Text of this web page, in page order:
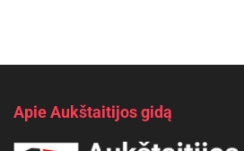
Apie Aukštaitijos gidą